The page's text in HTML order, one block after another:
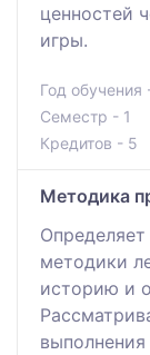
ценностей
игры.
Год обучения
Семестр - 1
Кредитов - 5
Методика
методики
историю и